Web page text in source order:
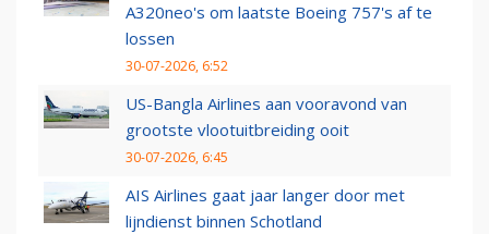
A320neo's om laatste Boeing 757's af te
lossen
30-07-2026, 6:52
US-Bangla Airlines aan vooravond van
grootste vlootuitbreiding ooit
30-07-2026, 6:45
AIS Airlines gaat jaar langer door met
lijndienst binnen Schotland